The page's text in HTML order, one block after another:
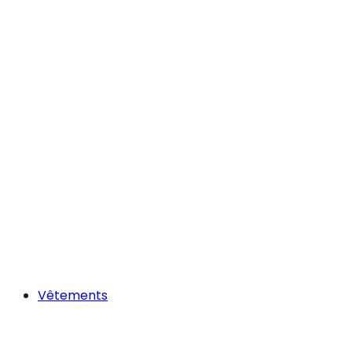
Vêtements